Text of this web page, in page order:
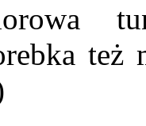
też